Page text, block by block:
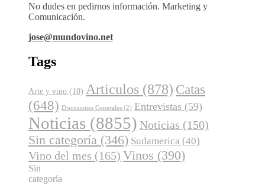
No dudes en pedirnos información. Marketing y
Comunicación.
jose@mundovino.net
Tags
Arte y vino (10) Articulos (878) Catas
(648) Discusiones Generales (2) Entrevistas (59)
Noticias (8855) Noticias (150)
Sin categoría (346) Sudamerica (40)
Vino del mes (165) Vinos (390)
Sin
categoría